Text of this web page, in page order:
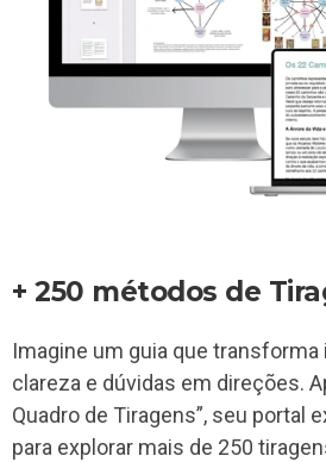
+ 250 métodos de
Imagine um guia que
clareza e dúvidas em direções.
Quadro de Tiragens”, seu portal
para explorar mais de 250